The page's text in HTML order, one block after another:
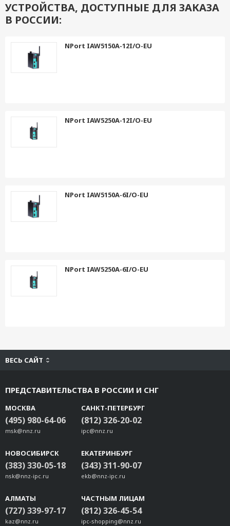
УСТРОЙСТВА, ДОСТУПНЫЕ ДЛЯ ЗАКАЗА
В РОССИИ:
NPort IAW5150A-12I/O-EU
NPort IAW5250A-12I/O-EU
NPort IAW5150A-6I/O-EU
NPort IAW5250A-6I/O-EU
ВЕСЬ САЙТ
ПРЕДСТАВИТЕЛЬСТВА В РОССИИ И СНГ
МОСКВА
(495) 980-64-06
msk@nnz.ru
САНКТ-ПЕТЕРБУРГ
(812) 326-20-02
ipc@nnz.ru
НОВОСИБИРСК
(383) 330-05-18
nsk@nnz-ipc.ru
ЕКАТЕРИНБУРГ
(343) 311-90-07
ekb@nnz-ipc.ru
АЛМАТЫ
(727) 339-97-17
kaz@nnz.ru
ЧАСТНЫМ ЛИЦАМ
(812) 326-45-54
ipc-shopping@nnz.ru